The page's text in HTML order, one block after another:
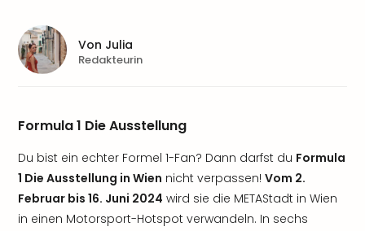
Formula 1 Die Ausstellung
Du bist ein echter Formel 1-Fan? Dann darfst du Formula
1 Die Ausstellung in Wien nicht verpassen! Vom 2.
Februar bis 16. Juni 2024 wird sie die METAStadt in Wien
in einen Motorsport-Hotspot verwandeln. In sechs
Von Julia
Redakteurin